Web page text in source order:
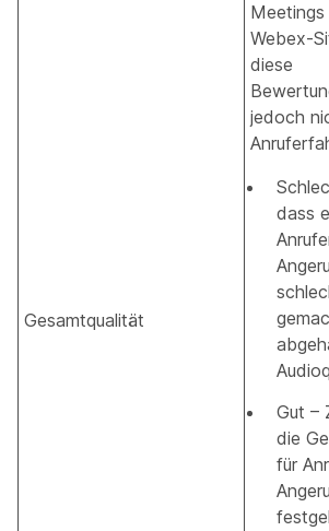
Gesamtqualität
Webex-
diese
jedoch
dass
Gut –
die
für